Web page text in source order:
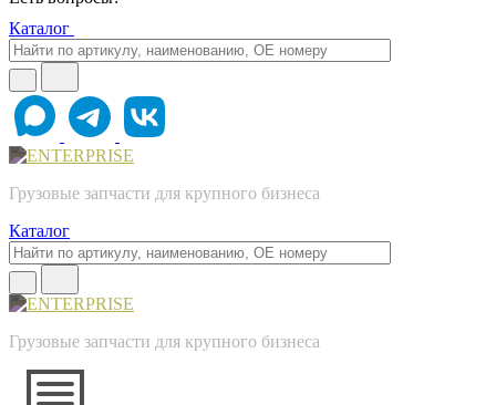
Каталог
Грузовые запчасти для крупного бизнеса
Каталог
Грузовые запчасти для крупного бизнеса